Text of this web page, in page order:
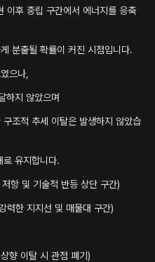
이후 중립 구간에서 에너지를 응축
분출될 확률이 커진 시점입니다.
으나,
하지 않았으며
조적 추세 이탈은 발생하지 않았습
로 유지합니다.
항 및 기술적 반등 상단 구간)
한 지지선 및 매물대 구간)
향 이탈 시 관점 폐기)